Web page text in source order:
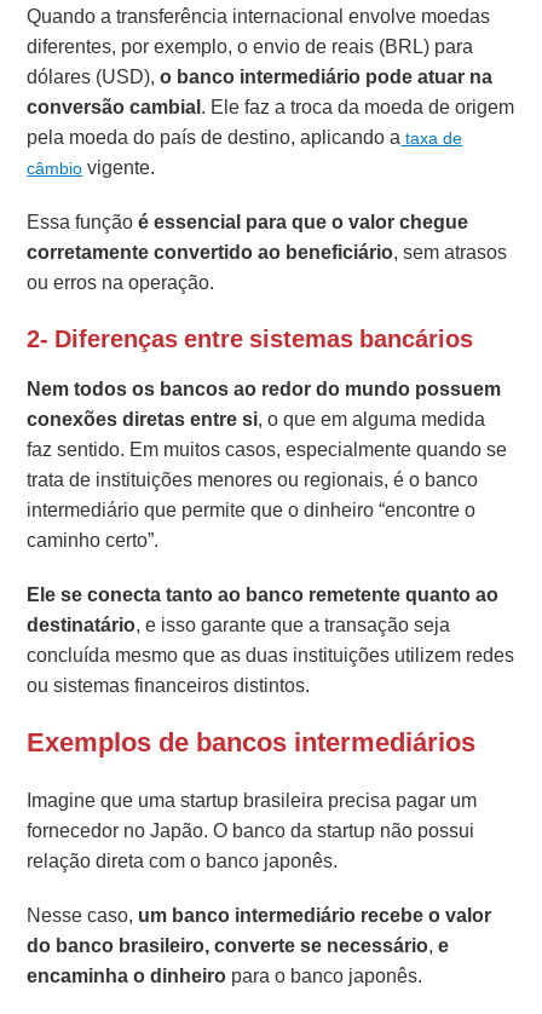
Quando a transferência internacional envolve moedas
diferentes, por exemplo, o envio de reais (BRL) para
dólares (USD),o banco intermediário pode atuar na
conversão cambial. Ele faz a troca da moeda de origem
pela moeda do país de destino, aplicando a taxa de
câmbio vigente.
Essa funçãoé essencial para que o valor chegue
corretamente convertido ao beneficiário, sem atrasos
ou erros na operação.
2- Diferenças entre sistemas bancários
Nem todos os bancos ao redor do mundo possuem
conexões diretas entre si, o que em alguma medida
faz sentido. Em muitos casos, especialmente quando se
trata de instituições menores ou regionais, é o banco
intermediário que permite que o dinheiro “encontre o
caminho certo”.
Ele se conecta tanto ao banco remetente quanto ao
destinatário, e isso garante que a transação seja
concluída mesmo que as duas instituições utilizem redes
ou sistemas financeiros distintos.
Exemplos de bancos intermediários
Imagine que uma startup brasileira precisa pagar um
fornecedor no Japão. O banco da startup não possui
relação direta com o banco japonês.
Nesse caso, um banco intermediário recebe o valor
do banco brasileiro, converte se necessário,e
encaminha o dinheiro para o banco japonês.